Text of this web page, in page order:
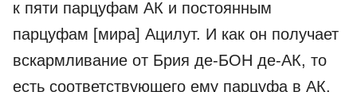
к пяти парцуфам АК и постоянным
парцуфам [мира] Ацилут. И как он получает
вскармливание от Брия де-­БОН де-­АК, то
есть соответствующего ему парцуфа в АК.